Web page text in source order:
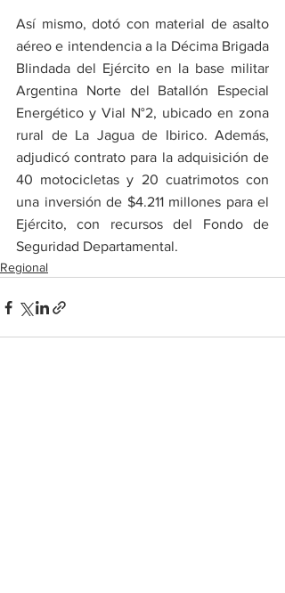
Así mismo, dotó con material de asalto
aéreo e intendencia a la Décima Brigada
Blindada del Ejército en la base militar
Argentina Norte del Batallón Especial
Energético y Vial N°2, ubicado en zona
rural de La Jagua de Ibirico. Además,
adjudicó contrato para la adquisición de
40 motocicletas y 20 cuatrimotos con
una inversión de $4.211 millones para el
Ejército, con recursos del Fondo de
Seguridad Departamental.
Regional